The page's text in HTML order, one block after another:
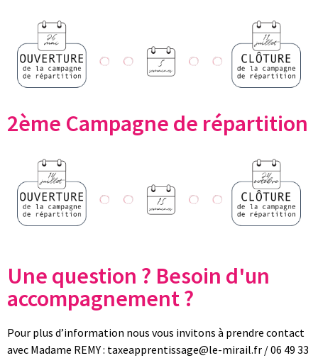
2ème Campagne de répartition
Une question ? Besoin d'un
accompagnement ?
Pour plus d’information nous vous invitons à prendre contact
avec Madame REMY : taxeapprentissage@le-mirail.fr / 06 49 33